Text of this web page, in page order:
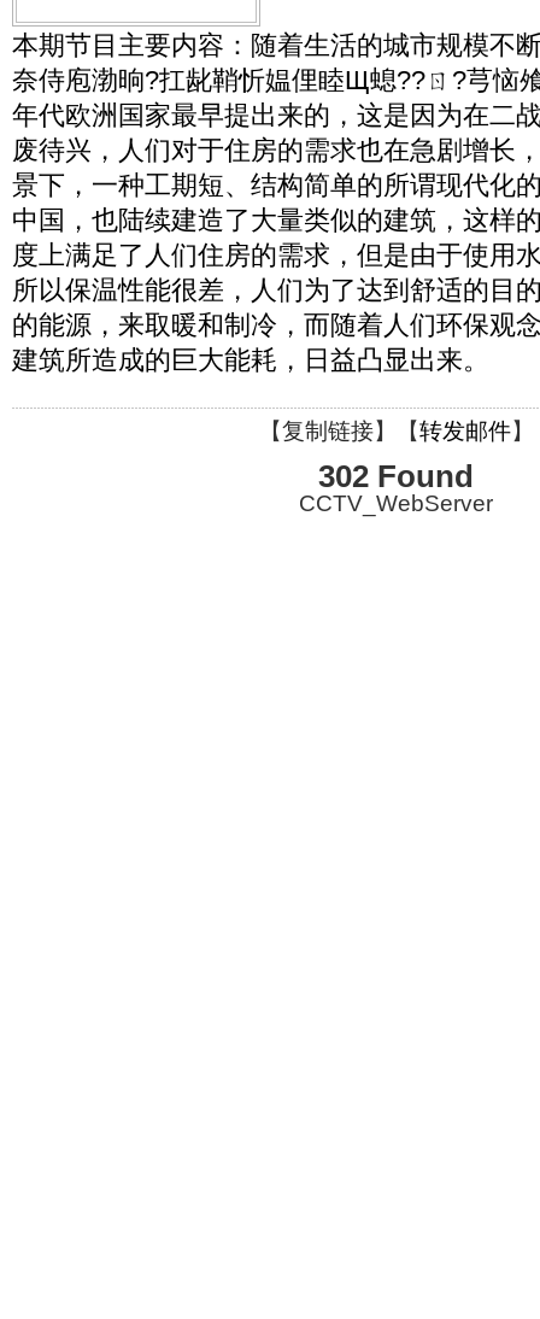
本期节目主要内容：随着生活的城市规模不
奈侍庖渤晌?扛龀鞘忻媪俚睦Щ螅??ㄖ?芎恼
年代欧洲国家最早提出来的，这是因为在二
废待兴，人们对于住房的需求也在急剧增长
景下，一种工期短、结构简单的所谓现代化
中国，也陆续建造了大量类似的建筑，这样
度上满足了人们住房的需求，但是由于使用
所以保温性能很差，人们为了达到舒适的目
的能源，来取暖和制冷，而随着人们环保观
建筑所造成的巨大能耗，日益凸显出来。
【复制链接】【转发邮件】
302 Found
CCTV_WebServer